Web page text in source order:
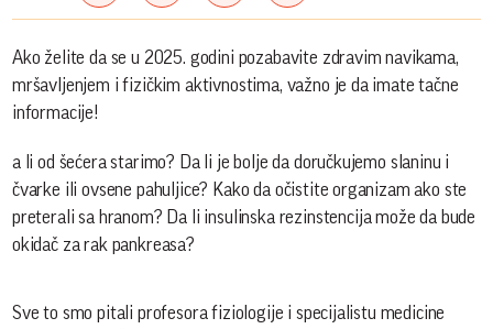
Ako želite da se u 2025. godini pozabavite zdravim navikama,
mršavljenjem i fizičkim aktivnostima, važno je da imate tačne
informacije!
a li od šećera starimo? Da li je bolje da doručkujemo slaninu i
čvarke ili ovsene pahuljice? Kako da očistite organizam ako ste
preterali sa hranom? Da li insulinska rezinstencija može da bude
okidač za rak pankreasa?
Sve to smo pitali profesora fiziologije i specijalistu medicine